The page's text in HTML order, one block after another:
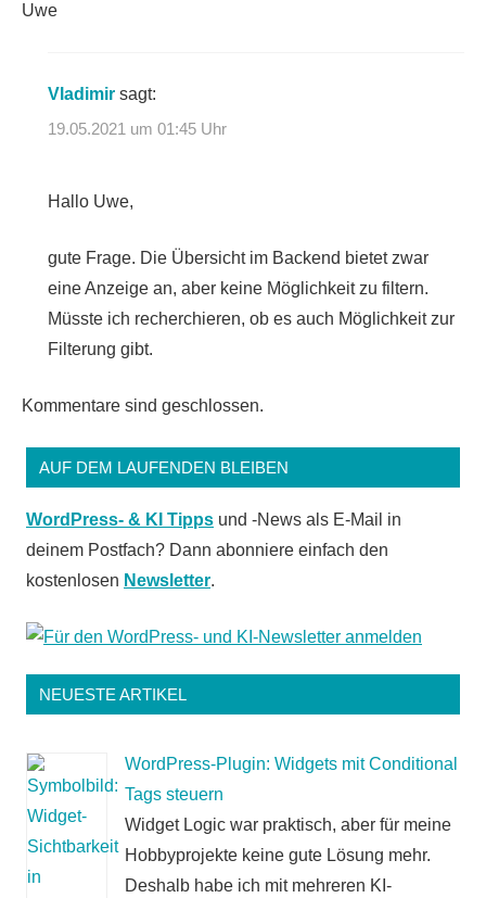
Uwe
Vladimir sagt:
19.05.2021 um 01:45 Uhr
Hallo Uwe,
gute Frage. Die Übersicht im Backend bietet zwar
eine Anzeige an, aber keine Möglichkeit zu filtern.
Müsste ich recherchieren, ob es auch Möglichkeit zur
Filterung gibt.
Kommentare sind geschlossen.
AUF DEM LAUFENDEN BLEIBEN
WordPress- & KI Tipps und -News als E-Mail in
deinem Postfach? Dann abonniere einfach den
kostenlosen Newsletter.
NEUESTE ARTIKEL
WordPress-Plugin: Widgets mit Conditional
Tags steuern
Widget Logic war praktisch, aber für meine
Hobbyprojekte keine gute Lösung mehr.
Deshalb habe ich mit mehreren KI-